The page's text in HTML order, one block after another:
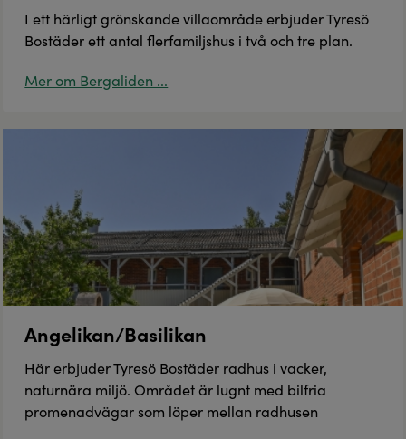
I ett härligt grönskande villaområde erbjuder Tyresö
Bostäder ett antal flerfamiljshus i två och tre plan.
Mer om Bergaliden ...
Angelikan/Basilikan
Här erbjuder Tyresö Bostäder radhus i vacker,
naturnära miljö. Området är lugnt med bilfria
promenadvägar som löper mellan radhusen